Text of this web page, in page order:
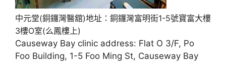
中元堂(銅鑼灣醫舘)地址：銅鑼灣富明街1-5號寶富大樓
3樓O室(么鳳樓上)
Causeway Bay clinic address: Flat O 3/F, Po
Foo Building, 1-5 Foo Ming St, Causeway Bay